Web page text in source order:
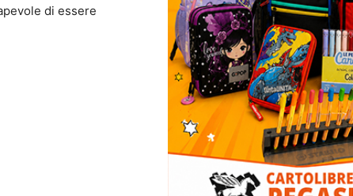
di essere